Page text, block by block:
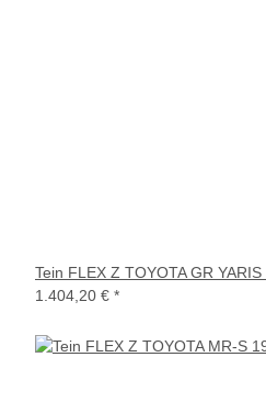
Tein FLEX Z TOYOTA GR
1.404,20 € *